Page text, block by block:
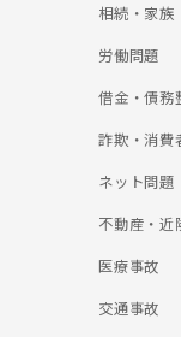
相続・家族
労働問題
借金・債務
詐欺・消費
ネット問題
不動産・近
医療事故
交通事故